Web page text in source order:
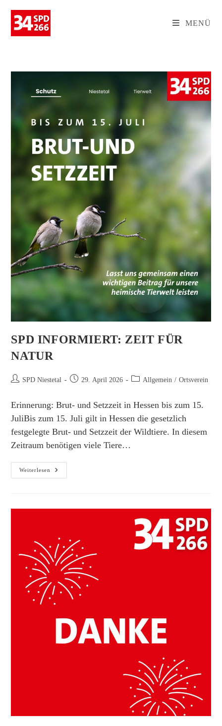
Inhalt
springen
MENÜ
SPD INFORMIERT: ZEIT FÜR
NATUR
Beitrags-SPD Niestetal
Beitrag29. April 2026
Beitrags-
Allgemein / Ortsverein
Erinnerung: Brut- und Setzzeit in Hessen bis zum 15.
JuliBis zum 15. Juli gilt in Hessen die gesetzlich
festgelegte Brut- und Setzzeit der Wildtiere. In diesem
Zeitraum benötigen viele Tiere…
Weiterlesen
SPD
Informiert: